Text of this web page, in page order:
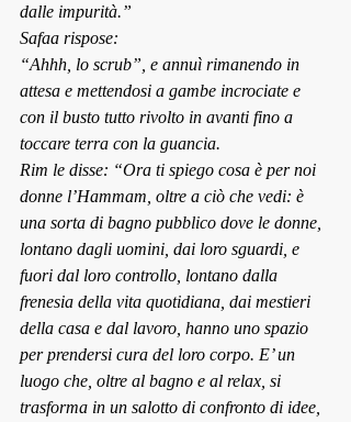
dalle impurità.”
Safaa rispose:
“Ahhh, lo scrub”, e annuì rimanendo in
attesa e mettendosi a gambe incrociate e
con il busto tutto rivolto in avanti fino a
toccare terra con la guancia.
Rim le disse: “Ora ti spiego cosa è per noi
donne l’Hammam, oltre a ciò che vedi: è
una sorta di bagno pubblico dove le donne,
lontano dagli uomini, dai loro sguardi, e
fuori dal loro controllo, lontano dalla
frenesia della vita quotidiana, dai mestieri
della casa e dal lavoro, hanno uno spazio
per prendersi cura del loro corpo. E’ un
luogo che, oltre al bagno e al relax, si
trasforma in un salotto di confronto di idee,